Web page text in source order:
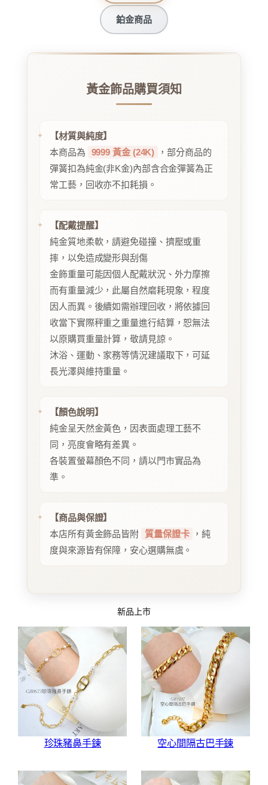
鉑金商品
黃金飾品購買須知
【材質與純度】
本商品為
9999 黃金 (24K)
，部分商品的
彈簧扣為純金(非K金)內部含合金彈簧為正
常工藝，回收亦不扣耗損。
【配戴提醒】
純金質地柔軟，請避免碰撞、擠壓或重
摔，以免造成變形與刮傷
金飾重量可能因個人配戴狀況、外力摩擦
而有重量減少，此屬自然磨耗現象，程度
因人而異。後續如需辦理回收，將依據回
收當下實際秤重之重量進行結算，恕無法
以原購買重量計算，敬請見諒。
沐浴、運動、家務等情況建議取下，可延
長光澤與維持重量。
【顏色說明】
純金呈天然金黃色，因表面處理工藝不
同，亮度會略有差異。
各裝置螢幕顏色不同，請以門市實品為
準。
【商品與保證】
本店所有黃金飾品皆附 質量保證卡
，純
度與來源皆有保障，安心選購無虞。
新品上市
珍珠豬鼻手鍊 空心間隔古巴手鍊